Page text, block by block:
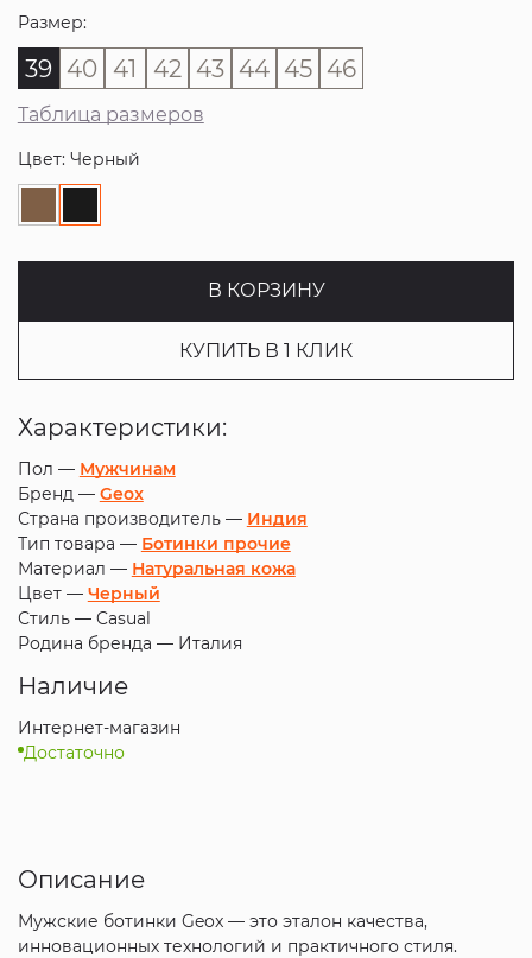
Размер:
39 40 41 42 43 44 45 46
Таблица размеров
Цвет: Черный
В КОРЗИНУ
КУПИТЬ В 1 КЛИК
Характеристики:
Пол — Мужчинам
Бренд — Geox
Страна производитель — Индия
Тип товара — Ботинки прочие
Материал — Натуральная кожа
Цвет — Черный
Стиль — Casual
Родина бренда — Италия
Наличие
Интернет-магазин
Достаточно
Описание
Мужские ботинки Geox — это эталон качества,
инновационных технологий и практичного стиля.